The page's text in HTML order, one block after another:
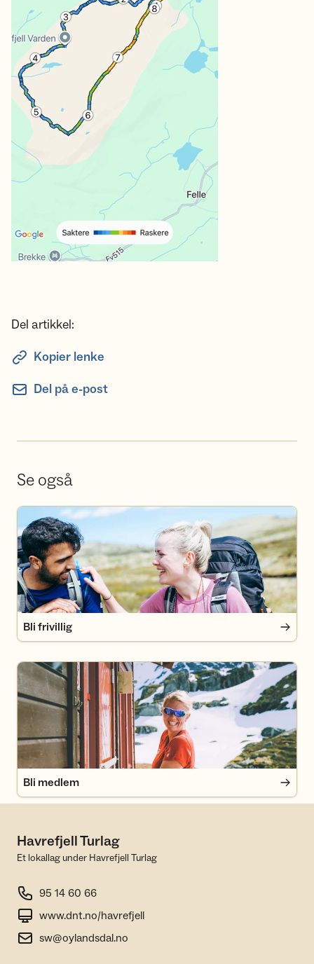
Del artikkel:
Kopier lenke
Del på e-post
Se også
Bli frivillig
Bli frivillig
Bli medlem
Bli medlem
Havrefjell Turlag
Et lokallag under Havrefjell Turlag
95 14 60 66
www.dnt.no/havrefjell
sw@oylandsdal.no